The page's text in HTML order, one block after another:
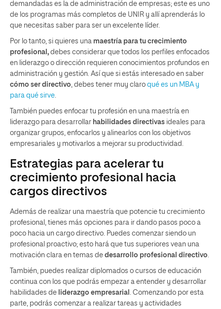
demandadas es la de administración de empresas; este es uno
de los programas más completos de UNIR y allí aprenderás lo
que necesitas saber para ser un excelente líder.
Por lo tanto, si quieres una maestría para tu crecimiento
profesional, debes considerar que todos los perfiles enfocados
en liderazgo o dirección requieren conocimientos profundos en
administración y gestión. Así que si estás interesado en saber
cómo ser directivo, debes tener muy claro qué es un MBA y
para qué sirve.
También puedes enfocar tu profesión en una maestría en
liderazgo para desarrollar habilidades directivas ideales para
organizar grupos, enfocarlos y alinearlos con los objetivos
empresariales y motivarlos a mejorar su productividad.
Estrategias para acelerar tu
crecimiento profesional hacia
cargos directivos
Además de realizar una maestría que potencie tu crecimiento
profesional, tienes más opciones para ir dando pasos poco a
poco hacia un cargo directivo. Puedes comenzar siendo un
profesional proactivo; esto hará que tus superiores vean una
motivación clara en temas de desarrollo profesional directivo.
También, puedes realizar diplomados o cursos de educación
continua con los que podrás empezar a entender y desarrollar
habilidades de liderazgo empresarial . Comenzando por esta
parte, podrás comenzar a realizar tareas y actividades